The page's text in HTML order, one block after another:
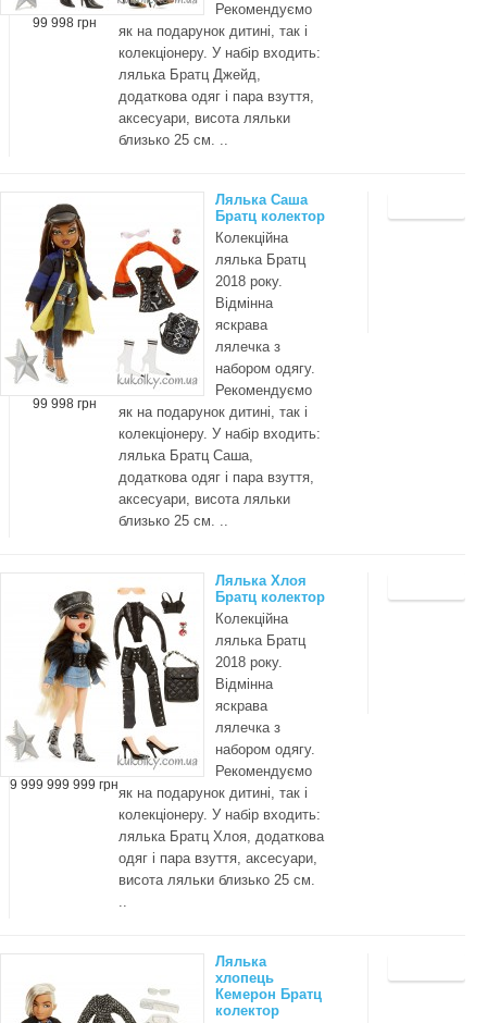
99 998 грн
Рекомендуємо
як на подарунок дитині, так і
колекціонеру. У набір входить:
лялька Братц Джейд,
додаткова одяг і пара взуття,
аксесуари, висота ляльки
близько 25 см. ..
99 998 грн
Лялька Саша
Братц колектор
Колекційна
лялька Братц
2018 року.
Відмінна
яскрава
лялечка з
набором одягу.
Рекомендуємо
як на подарунок дитині, так і
колекціонеру. У набір входить:
лялька Братц Саша,
додаткова одяг і пара взуття,
аксесуари, висота ляльки
близько 25 см. ..
9 999 999 999 грн
Лялька Хлоя
Братц колектор
Колекційна
лялька Братц
2018 року.
Відмінна
яскрава
лялечка з
набором одягу.
Рекомендуємо
як на подарунок дитині, так і
колекціонеру. У набір входить:
лялька Братц Хлоя, додаткова
одяг і пара взуття, аксесуари,
висота ляльки близько 25 см.
..
Лялька
хлопець
Кемерон Братц
колектор